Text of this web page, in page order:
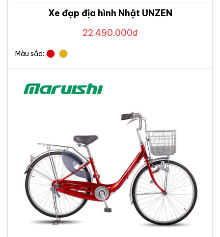
Xe đạp địa hình Nhật UNZEN
22.490.000₫
Màu sắc: